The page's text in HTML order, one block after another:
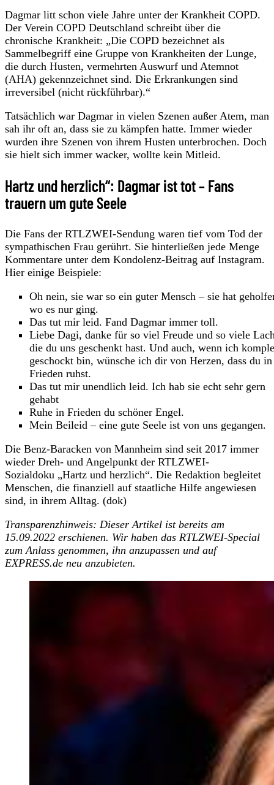
Dagmar litt schon viele Jahre unter der Krankheit COPD.
Der Verein COPD Deutschland schreibt über die
chronische Krankheit: „Die COPD bezeichnet als
Sammelbegriff eine Gruppe von Krankheiten der Lunge,
die durch Husten, vermehrten Auswurf und Atemnot
(AHA) gekennzeichnet sind. Die Erkrankungen sind
irreversibel (nicht rückführbar).“
Tatsächlich war Dagmar in vielen Szenen außer Atem, man
sah ihr oft an, dass sie zu kämpfen hatte. Immer wieder
wurden ihre Szenen von ihrem Husten unterbrochen. Doch
sie hielt sich immer wacker, wollte kein Mitleid.
Hartz und herzlich“: Dagmar ist tot – Fans
trauern um gute Seele
Die Fans der RTLZWEI-Sendung waren tief vom Tod der
sympathischen Frau gerührt. Sie hinterließen jede Menge
Kommentare unter dem Kondolenz-Beitrag auf Instagram.
Hier einige Beispiele:
Oh nein, sie war so ein guter Mensch – sie hat
wo es nur ging.
Das tut mir leid. Fand Dagmar immer toll.
Liebe Dagi, danke für so viel Freude und so viele
die du uns geschenkt hast. Und auch, wenn ich
geschockt bin, wünsche ich dir von Herzen, dass du in
Frieden ruhst.
Das tut mir unendlich leid. Ich hab sie echt sehr gern
gehabt
Ruhe in Frieden du schöner Engel.
Mein Beileid – eine gute Seele ist von uns gegangen.
Die Benz-Baracken von Mannheim sind seit 2017 immer
wieder Dreh- und Angelpunkt der RTLZWEI-
Sozialdoku „Hartz und herzlich“. Die Redaktion begleitet
Menschen, die finanziell auf staatliche Hilfe angewiesen
sind, in ihrem Alltag. (dok)
Transparenzhinweis: Dieser Artikel ist bereits am
15.09.2022 erschienen. Wir haben das RTLZWEI-Special
zum Anlass genommen, ihn anzupassen und auf
EXPRESS.de neu anzubieten.